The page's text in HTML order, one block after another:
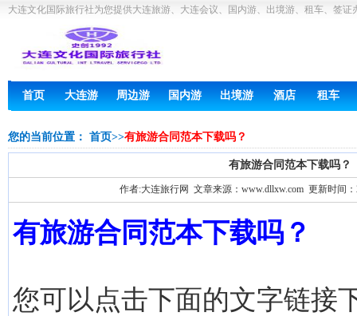
大连文化国际旅行社为您提供大连旅游、大连会议、国内游、出境游、租车、签证
首页 大连游 周边游 国内游 出境游 酒店 租车
您的当前位置： 首页>>有旅游合同范本下载吗？
有旅游合同范本下载吗？
作者:大连旅行网 文章来源：www.dllxw.com 更新时间：
有旅游合同范本下载吗？
您可以点击下面的文字链接